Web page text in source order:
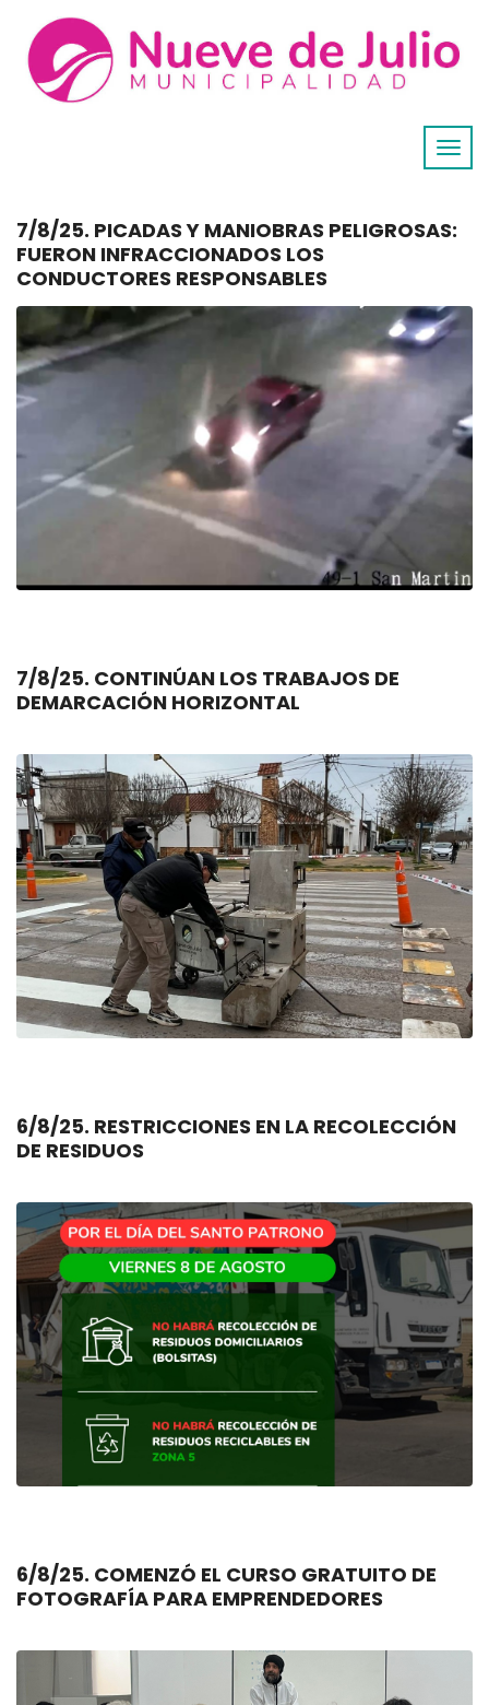
7/8/25. PICADAS Y MANIOBRAS PELIGROSAS:
FUERON INFRACCIONADOS LOS
CONDUCTORES RESPONSABLES
7/8/25. CONTINÚAN LOS TRABAJOS DE
DEMARCACIÓN HORIZONTAL
6/8/25. RESTRICCIONES EN LA RECOLECCIÓN
DE RESIDUOS
6/8/25. COMENZÓ EL CURSO GRATUITO DE
FOTOGRAFÍA PARA EMPRENDEDORES